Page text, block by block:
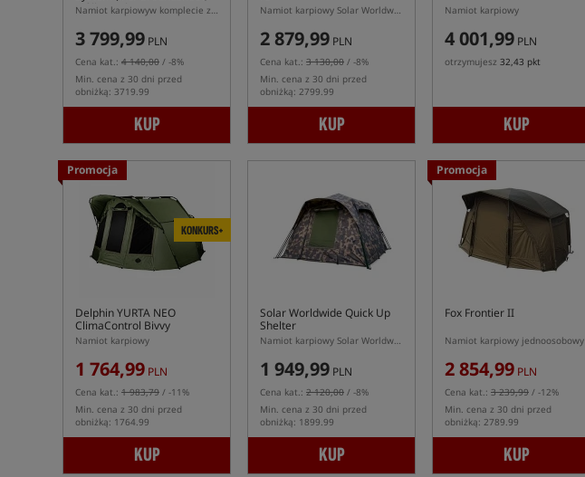
Infill Panel)
Namiot karpiowyw komplecie z panelem przednim i podłogą
3 799,99 PLN
Cena kat.: 4 140,00 / -8%
Min. cena z 30 dni przed
obniżką: 3719.99
KUP
Namiot karpiowy Solar Worldwide Spider 1.5 FS
2 879,99 PLN
Cena kat.: 3 130,00 / -8%
Min. cena z 30 dni przed
obniżką: 2799.99
KUP
Namiot karpiowy
4 001,99 PLN
otrzymujesz 32,43 pkt
KUP
Promocja
KONKURS+
Delphin YURTA NEO
ClimaControl Bivvy
Namiot karpiowy
1 764,99 PLN
Cena kat.: 1 983,79 / -11%
Min. cena z 30 dni przed
obniżką: 1764.99
KUP
Solar Worldwide Quick Up
Shelter
Namiot karpiowy Solar Worldwide Quick Up Shelter Standard
1 949,99 PLN
Cena kat.: 2 120,00 / -8%
Min. cena z 30 dni przed
obniżką: 1899.99
KUP
Promocja
Fox Frontier II
Namiot karpiowy jednoosobowy
2 854,99 PLN
Cena kat.: 3 239,99 / -12%
Min. cena z 30 dni przed
obniżką: 2789.99
KUP